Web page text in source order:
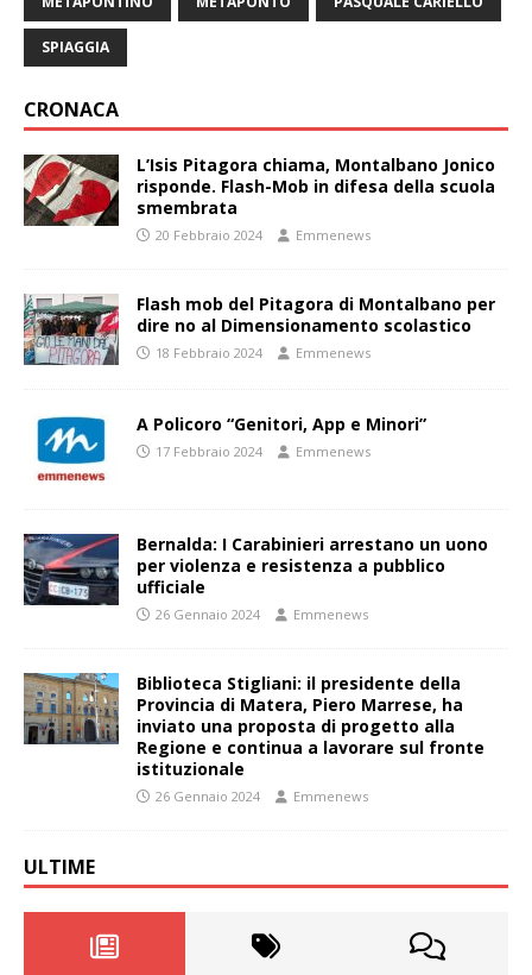
SPIAGGIA
CRONACA
L’Isis Pitagora chiama, Montalbano Jonico
risponde. Flash-Mob in difesa della scuola
smembrata
20 Febbraio 2024 Emmenews
Flash mob del Pitagora di Montalbano per
dire no al Dimensionamento scolastico
18 Febbraio 2024 Emmenews
A Policoro “Genitori, App e Minori”
17 Febbraio 2024 Emmenews
Bernalda: I Carabinieri arrestano un uono
per violenza e resistenza a pubblico
ufficiale
26 Gennaio 2024 Emmenews
Biblioteca Stigliani: il presidente della
Provincia di Matera, Piero Marrese, ha
inviato una proposta di progetto alla
Regione e continua a lavorare sul fronte
istituzionale
26 Gennaio 2024 Emmenews
ULTIME